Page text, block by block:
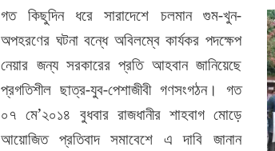
গত কিছুদিন ধরে সারাদেশে চলমান গুম-খুন-
অপহরণের ঘটনা বন্ধে অবিলম্বে কার্যকর পদক্ষেপ
নেয়ার জন্য সরকারের প্রতি আহবান জানিয়েছে
প্রগতিশীল ছাত্র-যুব-পেশাজীবী গণসংগঠন। গত
০৭ মে’২০১৪ বুধবার রাজধানীর শাহবাগ মোড়ে
আয়োজিত প্রতিবাদ সমাবেশে এ দাবি জানান